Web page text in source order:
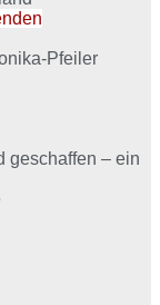
Pfeiler
geschaffen – ein